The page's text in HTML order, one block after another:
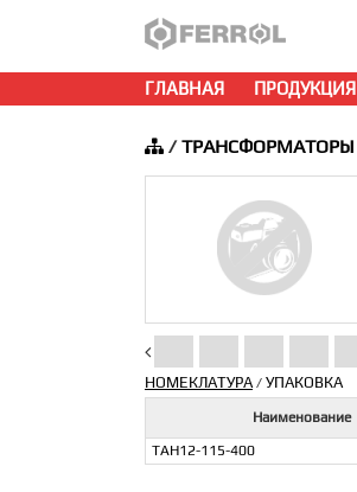
ГЛАВНАЯ ПРОДУКЦИЯ
/ТРАНСФОРМАТОРЫ
НОМЕКЛАТУРА/ УПАКОВКА
Наименование
ТАН12-115-400